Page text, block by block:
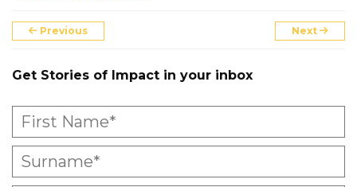
Previous Next
Get Stories of Impact in your inbox